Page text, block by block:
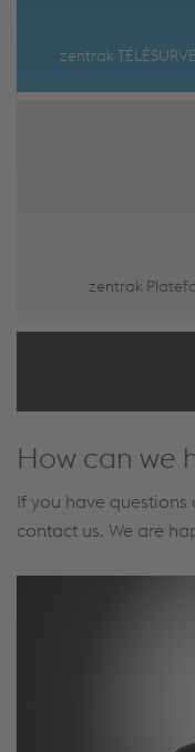
zentrak
zentrak
How can we
If you have
contact us. We are